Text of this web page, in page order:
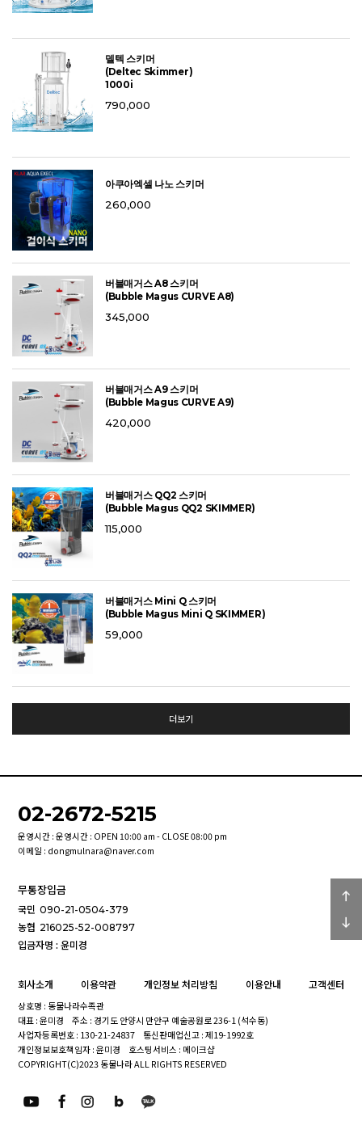
델텍 스키머
(Deltec Skimmer)
1000i
790,000
아쿠아엑셀 나노 스키머
260,000
버블매거스 A8 스키머
(Bubble Magus CURVE A8)
345,000
버블매거스 A9 스키머
(Bubble Magus CURVE A9)
420,000
버블매거스 QQ2 스키머
(Bubble Magus QQ2 SKIMMER)
115,000
버블매거스 Mini Q 스키머
(Bubble Magus Mini Q SKIMMER)
59,000
더보기
02-2672-5215
운영시간 : 운영시간 : OPEN 10:00 am - CLOSE 08:00 pm
이메일 : dongmulnara@naver.com
무통장입금
국민 090-21-0504-379
농협 216025-52-008797
입금자명 : 윤미경
회사소개 이용약관 개인정보 처리방침 이용안내 고객센터
상호명 : 동물나라수족관
대표 : 윤미경
주소 : 경기도 안양시 만안구 예술공원로 236-1 (석수동)
사업자등록번호 : 130-21-24837
통신판매업신고 : 제19-1992호
개인정보보호책임자 : 윤미경
호스팅서비스 : 메이크샵
COPYRIGHT(C)2023 동물나라 ALL RIGHTS RESERVED